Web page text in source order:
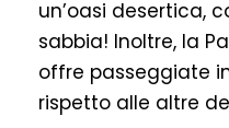
un’oasi desertica,
sabbia! Inoltre, la
offre passeggiate
rispetto alle altre